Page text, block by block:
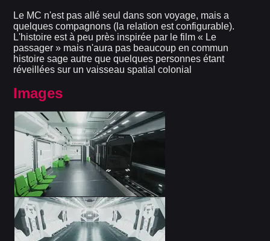
Le MC n'est pas allé seul dans son voyage, mais a
quelques compagnons (la relation est configurable).
L'histoire est à peu près inspirée par le film « Le
passager » mais n'aura pas beaucoup en commun
histoire sage autre que quelques personnes étant
réveillées sur un vaisseau spatial colonial
Images